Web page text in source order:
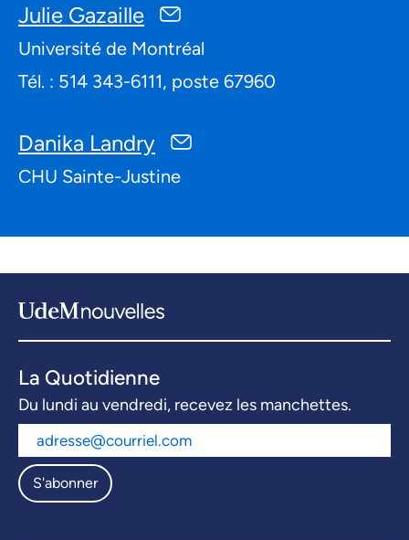
Julie Gazaille
Université de Montréal
Tél. : 514 343-6111, poste 67960
Danika Landry
CHU Sainte-Justine
La Quotidienne
Du lundi au vendredi, recevez les manchettes.
S'abonner